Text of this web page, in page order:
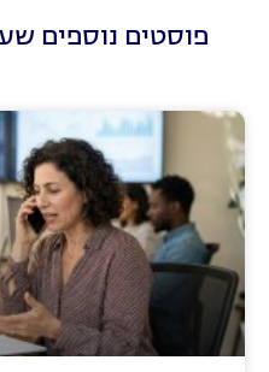
פוסטים נוספים